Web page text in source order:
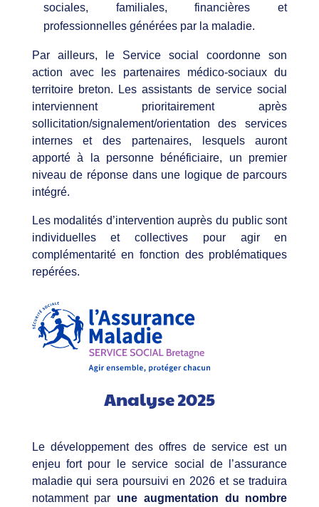
sociales, familiales, financières et
professionnelles générées par la maladie.​
​Par ailleurs, le Service social coordonne son
action avec les partenaires médico-sociaux du
territoire breton. Les assistants de service social
interviennent prioritairement après
sollicitation/signalement/orientation des services
internes et des partenaires, lesquels auront
apporté à la personne bénéficiaire, un premier
niveau de réponse dans une logique de parcours
intégré.​
Les modalités d’intervention auprès du public sont
individuelles et collectives pour agir en
complémentarité en fonction des problématiques
repérées.
Analyse 2025
Le développement des offres de service est un
enjeu fort pour le service social de l’assurance
maladie qui sera poursuivi en 2026 et se traduira
notamment par une augmentation du nombre